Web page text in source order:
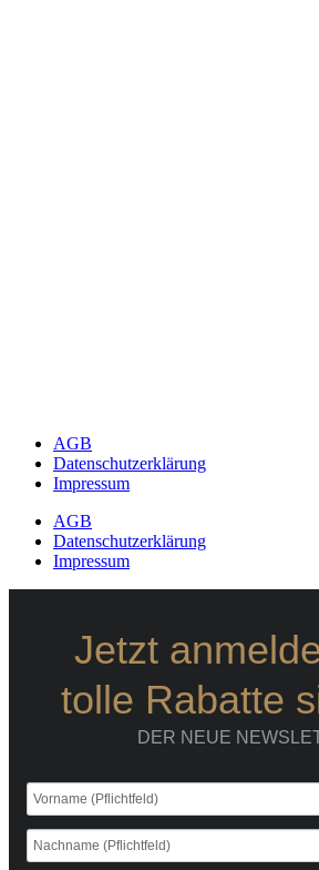
AGB
Datenschutzerklärung
Impressum
AGB
Datenschutzerklärung
Impressum
Jetzt
tolle Rabatte
DER NEUE